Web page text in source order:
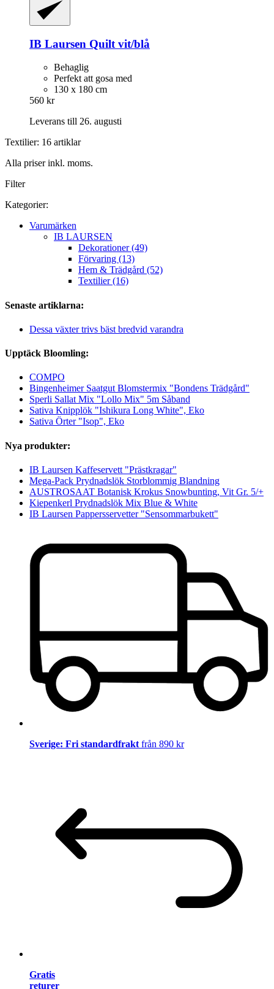
IB Laursen Quilt vit/blå
Behaglig
Perfekt att gosa med
130 x 180 cm
560 kr
Leverans till 26. augusti
Textilier: 16 artiklar
Alla priser inkl. moms.
Filter
Kategorier:
Varumärken
IB LAURSEN
Dekorationer (49)
Förvaring (13)
Hem & Trädgård (52)
Textilier (16)
Senaste artiklarna:
Dessa växter trivs bäst bredvid varandra
Upptäck Bloomling:
COMPO
Bingenheimer Saatgut Blomstermix "Bondens Trädgård"
Sperli Sallat Mix "Lollo Mix" 5m Såband
Sativa Knipplök "Ishikura Long White", Eko
Sativa Örter "Isop", Eko
Nya produkter:
IB Laursen Kaffeservett "Prästkragar"
Mega-Pack Prydnadslök Storblommig Blandning
AUSTROSAAT Botanisk Krokus Snowbunting, Vit Gr. 5/+
Kiepenkerl Prydnadslök Mix Blue & White
IB Laursen Pappersservetter "Sensommarbukett"
Sverige: Fri standardfrakt från 890 kr
Gratis
returer